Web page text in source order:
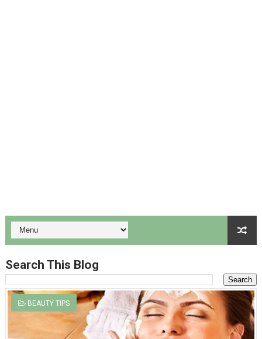
பஞ்சாப் நேஷனல் வங்கியில் 545 பணியிடங்களுக்கு ரூ.48,480
அரியலூர் மாவட்டத்துக்கு, வருகின்ற ஆகஸ்ட் 10 ம் தேதி ஆடி
தமிழ்நாடு மெர்கண்டைல் வங்கியில் சிறப்பு அதிகாரி, சாப்ட்வேர்
Search This Blog
BEAUTY TIPS